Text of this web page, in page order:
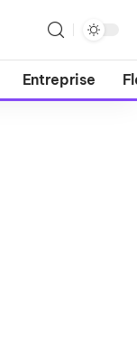
Entreprise